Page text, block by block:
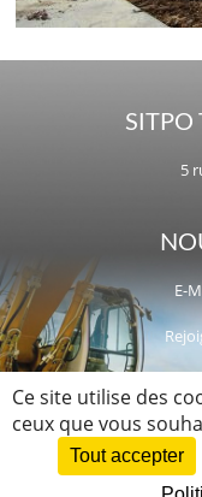
SITPO
5
E-
UNE
Nous
en
Ce site utilise des
ceux que vous
Tout accepter